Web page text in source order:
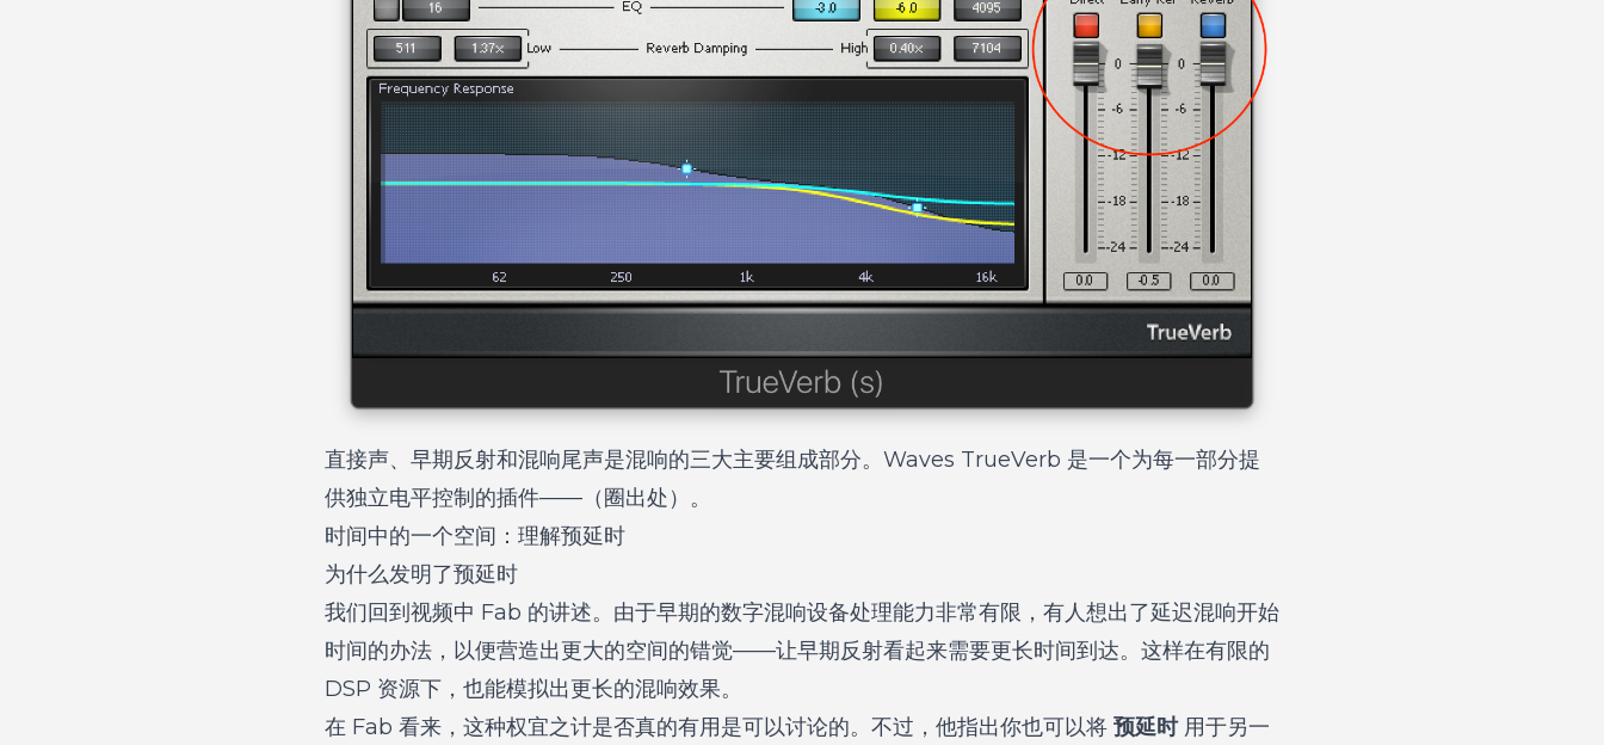
直接声、早期反射和混响尾声是混响的三大主要组成部分。Waves TrueVerb 是一个为每一部分提
供独立电平控制的插件——（圈出处）。
时间中的一个空间：理解预延时
为什么发明了预延时
我们回到视频中 Fab 的讲述。由于早期的数字混响设备处理能力非常有限，有人想出了延迟混响开始
时间的办法，以便营造出更大的空间的错觉——让早期反射看起来需要更长时间到达。这样在有限的
DSP 资源下，也能模拟出更长的混响效果。
在 Fab 看来，这种权宜之计是否真的有用是可以讨论的。不过，他指出你也可以将 预延时用于另一